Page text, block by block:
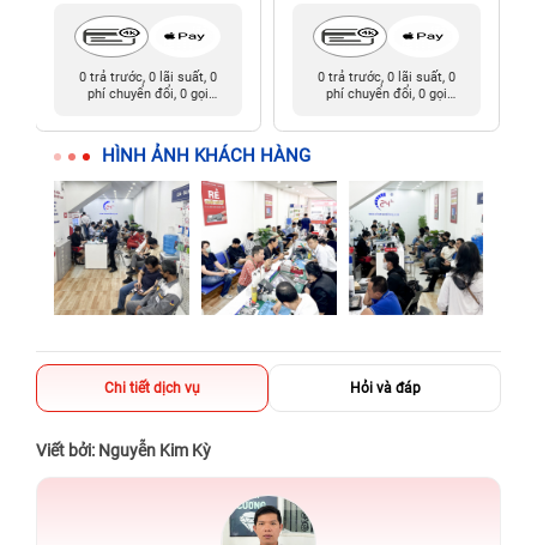
0 trả trước, 0 lãi suất, 0
phí chuyển đổi, 0 gọi
0 trả trước, 0 lãi suất, 0
phí chuyển đổi, 0 gọi
HÌNH ẢNH KHÁCH HÀNG
Chi tiết dịch vụ Hỏi và đáp
Viết bởi: Nguyễn Kim Kỳ